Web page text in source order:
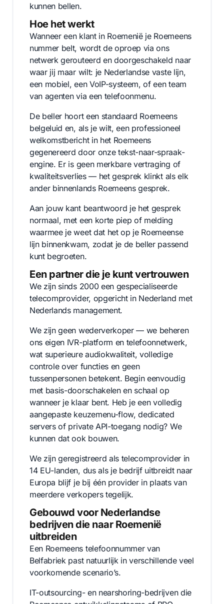
kunnen bellen.
Hoe het werkt
Wanneer een klant in Roemenië je Roemeens
nummer belt, wordt de oproep via ons
netwerk gerouteerd en doorgeschakeld naar
waar jij maar wilt: je Nederlandse vaste lijn,
een mobiel, een VoIP-systeem, of een team
van agenten via een telefoonmenu.
De beller hoort een standaard Roemeens
belgeluid en, als je wilt, een professioneel
welkomstbericht in het Roemeens
gegenereerd door onze tekst-naar-spraak-
engine. Er is geen merkbare vertraging of
kwaliteitsverlies — het gesprek klinkt als elk
ander binnenlands Roemeens gesprek.
Aan jouw kant beantwoord je het gesprek
normaal, met een korte piep of melding
waarmee je weet dat het op je Roemeense
lijn binnenkwam, zodat je de beller passend
kunt begroeten.
Een partner die je kunt vertrouwen
We zijn sinds 2000 een gespecialiseerde
telecomprovider, opgericht in Nederland met
Nederlands management.
We zijn geen wederverkoper — we beheren
ons eigen IVR-platform en telefoonnetwerk,
wat superieure audiokwaliteit, volledige
controle over functies en geen
tussenpersonen betekent. Begin eenvoudig
met basis-doorschakelen en schaal op
wanneer je klaar bent. Heb je een volledig
aangepaste keuzemenu-flow, dedicated
servers of private API-toegang nodig? We
kunnen dat ook bouwen.
We zijn geregistreerd als telecomprovider in
14 EU-landen, dus als je bedrijf uitbreidt naar
Europa blijf je bij één provider in plaats van
meerdere verkopers tegelijk.
Gebouwd voor Nederlandse
bedrijven die naar Roemenië
uitbreiden
Een Roemeens telefoonnummer van
Belfabriek past natuurlijk in verschillende veel
voorkomende scenario’s.
IT-outsourcing- en nearshoring-bedrijven die